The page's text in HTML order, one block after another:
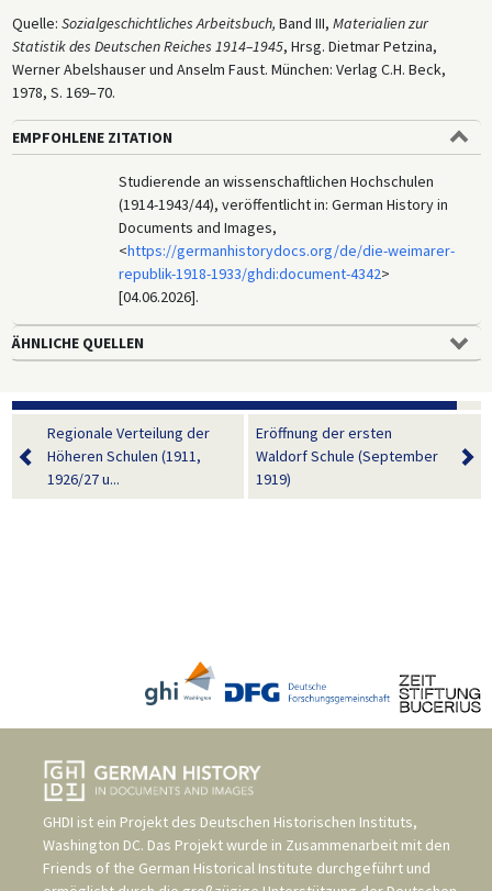
Quelle: Sozialgeschichtliches Arbeitsbuch, Band III, Materialien zur
Statistik des Deutschen Reiches 1914–1945, Hrsg. Dietmar Petzina,
Werner Abelshauser und Anselm Faust. München: Verlag C.H. Beck,
1978, S. 169–70.
EMPFOHLENE ZITATION
Studierende an wissenschaftlichen Hochschulen
(1914-1943/44), veröffentlicht in: German History in
Documents and Images,
<https://germanhistorydocs.org/de/die-weimarer-
republik-1918-1933/ghdi:document-4342>
[04.06.2026].
ÄHNLICHE QUELLEN
Regionale Verteilung der
Höheren Schulen (1911,
1926/27 u...
Eröffnung der ersten
Waldorf Schule (September
1919)
GHDI ist ein Projekt des Deutschen Historischen Instituts,
Washington DC. Das Projekt wurde in Zusammenarbeit mit den
Friends of the German Historical Institute durchgeführt und